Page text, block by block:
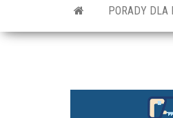
PORADY DLA